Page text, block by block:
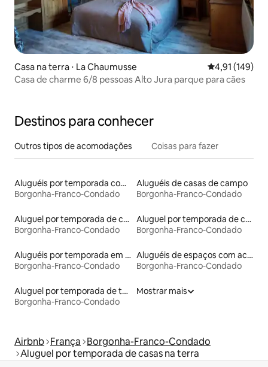
Casa na terra ⋅ La Chaumusse 4,91 de uma
4,91 (149)
Casa de charme 6/8 pessoas Alto Jura parque para cães
Destinos para conhecer
Outros tipos de acomodações Coisas para fazer
Aluguéis por temporada com café da manhã
Borgonha-Franco-Condado
Aluguéis de casas de campo
Borgonha-Franco-Condado
Aluguel por temporada de casas na árvore
Borgonha-Franco-Condado
Aluguel por temporada de casas de hóspedes
Borgonha-Franco-Condado
Aluguéis por temporada em acampamentos
Borgonha-Franco-Condado
Aluguéis de espaços com acesso direto a pistas de esqui
Borgonha-Franco-Condado
Aluguel por temporada de tendas
Borgonha-Franco-Condado
Mostrar mais
Airbnb França Borgonha-Franco-Condado
Aluguel por temporada de casas na terra